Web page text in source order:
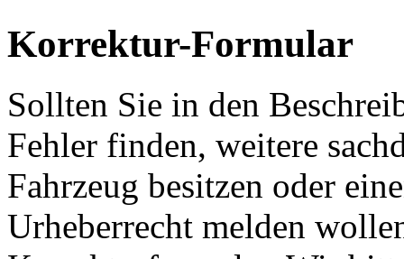
Korrektur-Formular
Sollten Sie in den
Fehler finden, weitere
Fahrzeug besitzen oder
Urheberrecht melden